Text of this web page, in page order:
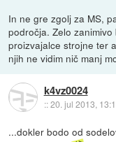
In ne gre zgolj za MS,
področja. Zelo
proizvajalce strojne ter
njih ne vidim nič manj
k4vz0024
::20. jul 2013,
...dokler bodo od